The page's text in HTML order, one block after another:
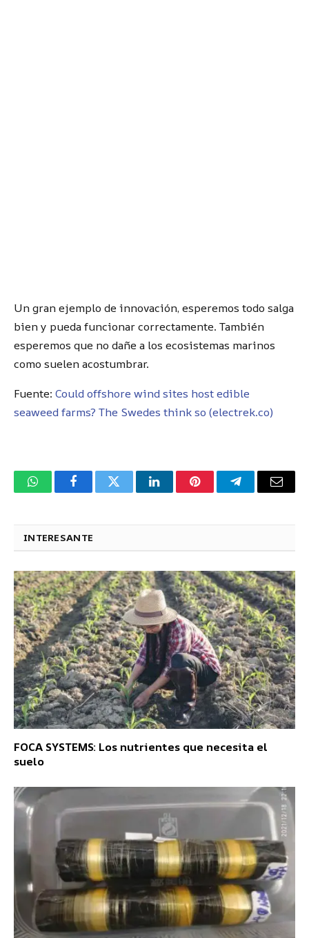
Un gran ejemplo de innovación, esperemos todo salga
bien y pueda funcionar correctamente. También
esperemos que no dañe a los ecosistemas marinos
como suelen acostumbrar.
Fuente: Could offshore wind sites host edible
seaweed farms? The Swedes think so (electrek.co)
WhatsAppFacebookTwitter LinkedInPinterestTelegram
INTERESANTE
FOCA SYSTEMS: Los nutrientes que necesita el
suelo